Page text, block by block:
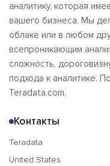
аналитику, которая
вашего бизнеса. Мы
облаке или в любом
всепроникающим
сложность,
подхода к аналитике.
Teradata.com.
Контакты
Teradata
United States